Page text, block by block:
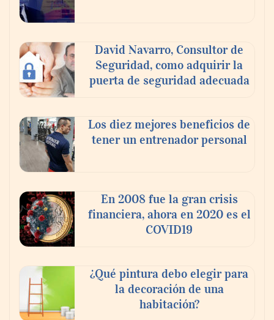
‘El ransomware se puede vencer. No
Ricardo Palacio Escobar
David Navarro, Consultor de
Seguridad, como adquirir la
puerta de seguridad adecuada
Los diez mejores beneficios de
tener un entrenador personal
En 2008 fue la gran crisis
financiera, ahora en 2020 es el
COVID19
¿Qué pintura debo elegir para
la decoración de una
habitación?